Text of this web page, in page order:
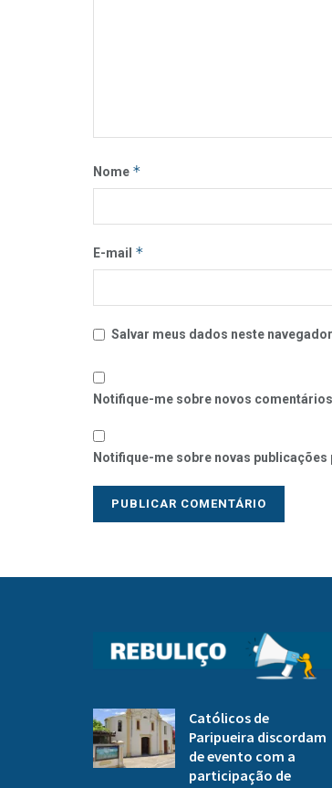
Nome *
E-mail *
Salvar meus dados neste
Notifique-me sobre novos
Notifique-me sobre novas publicações
Católicos de
Paripueira discordam
de evento com a
participação de